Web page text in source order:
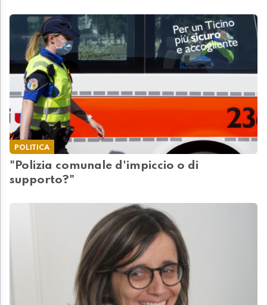
POLITICA
"Polizia comunale d'impiccio o di
supporto?"